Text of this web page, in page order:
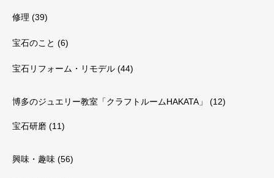
修理 (39)
宝石のこと (6)
宝石リフォーム・リモデル (44)
博多のジュエリー教室「クラフトルームHAKATA」 (12)
宝石研磨 (11)
興味・趣味 (56)